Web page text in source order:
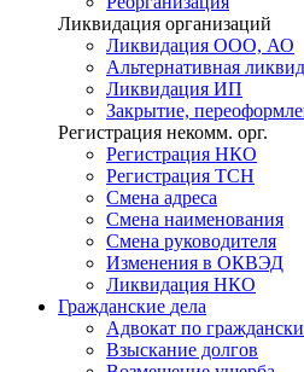
Ликвидация организаций
Ликвидация ООО, АО
Альтернативная
Ликвидация ИП
Закрытие,
Регистрация некомм. орг.
Регистрация НКО
Регистрация ТСН
Смена адреса
Смена наименования
Смена руководителя
Изменения в ОКВЭД
Ликвидация НКО
Гражданские дела
Адвокат по
Взыскание долгов